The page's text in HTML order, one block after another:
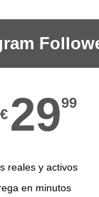
€ 2999
reales y activos
en minutos